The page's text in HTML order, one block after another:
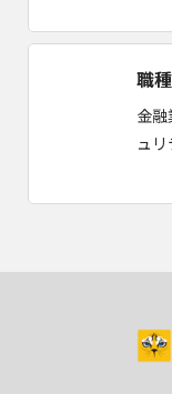
職
金
ュ